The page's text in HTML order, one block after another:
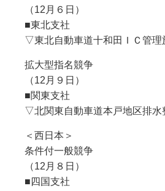
（12月６日）
■東北支社
▽東北自動車道十和田ＩＣ管理
拡大型指名競争
（12月９日）
■関東支社
▽北関東自動車道本戸地区排水
＜西日本＞
条件付一般競争
（12月８日）
■四国支社